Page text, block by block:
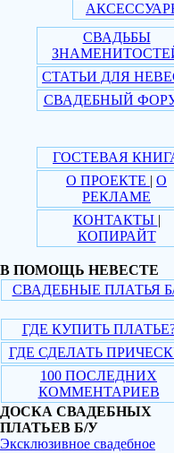
СВАДЬБЫ
СТАТЬИ ДЛЯ
СВАДЕБНЫЙ
ГОСТЕВАЯ
О ПРОЕКТЕ | О
РЕКЛАМЕ
КОНТАКТЫ |
КОПИРАЙТ
В ПОМОЩЬ НЕВЕСТЕ
СВАДЕБНЫЕ ПЛАТЬЯ
ГДЕ КУПИТЬ
ГДЕ СДЕЛАТЬ
100 ПОСЛЕДНИХ
КОММЕНТАРИЕВ
ДОСКА СВАДЕБНЫХ
ПЛАТЬЕВ Б/У
Эксклюзивное свадебное